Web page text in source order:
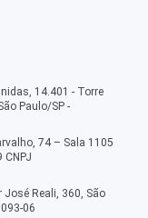
14.401 - Torre
Paulo/SP -
74 – Sala 1105
CNPJ
José Reali, 360, São
06